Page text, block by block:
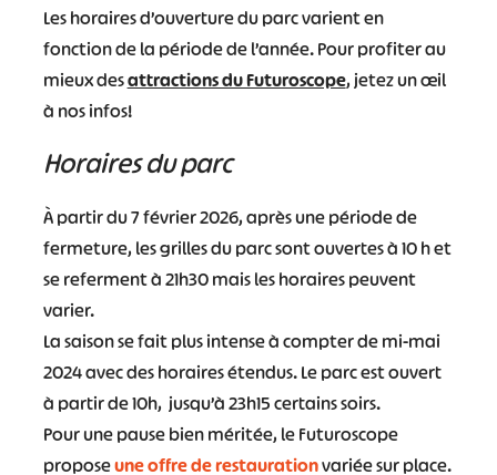
Les horaires d’ouverture du parc varient en
fonction de la période de l’année. Pour profiter au
mieux desattractions du Futuroscope, jetez un œil
à nos infos!
Horaires du parc
À partir du 7 février 2026, après une période de
fermeture, les grilles du parc sont ouvertes à 10 h et
se referment à 21h30 mais les horaires peuvent
varier.
La saison se fait plus intense à compter de mi-mai
2024 avec des horaires étendus. Le parc est ouvert
à partir de 10h, jusqu’à 23h15 certains soirs.
Pour une pause bien méritée, le Futuroscope
proposeune offre de restaurationvariée sur place.